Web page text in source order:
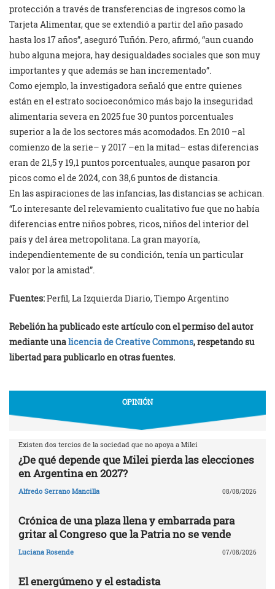
protección a través de transferencias de ingresos como la
Tarjeta Alimentar, que se extendió a partir del año pasado
hasta los 17 años”, aseguró Tuñón. Pero, afirmó, “aun cuando
hubo alguna mejora, hay desigualdades sociales que son muy
importantes y que además se han incrementado”.
Como ejemplo, la investigadora señaló que entre quienes
están en el estrato socioeconómico más bajo la inseguridad
alimentaria severa en 2025 fue 30 puntos porcentuales
superior a la de los sectores más acomodados. En 2010 –al
comienzo de la serie– y 2017 –en la mitad– estas diferencias
eran de 21,5 y 19,1 puntos porcentuales, aunque pasaron por
picos como el de 2024, con 38,6 puntos de distancia.
En las aspiraciones de las infancias, las distancias se achican.
“Lo interesante del relevamiento cualitativo fue que no había
diferencias entre niños pobres, ricos, niños del interior del
país y del área metropolitana. La gran mayoría,
independientemente de su condición, tenía un particular
valor por la amistad”.
Fuentes:Perfil, La Izquierda Diario, Tiempo Argentino
Rebelión ha publicado este artículo con el permiso del autor
mediante unalicencia de Creative Commons, respetando su
libertad para publicarlo en otras fuentes.
OPINIÓN
Existen dos tercios de la sociedad que no apoya a Milei
¿De qué depende que Milei pierda las elecciones
en Argentina en 2027?
Alfredo Serrano Mancilla 08/08/2026
Crónica de una plaza llena y embarrada para
gritar al Congreso que la Patria no se vende
Luciana Rosende 07/08/2026
El energúmeno y el estadista